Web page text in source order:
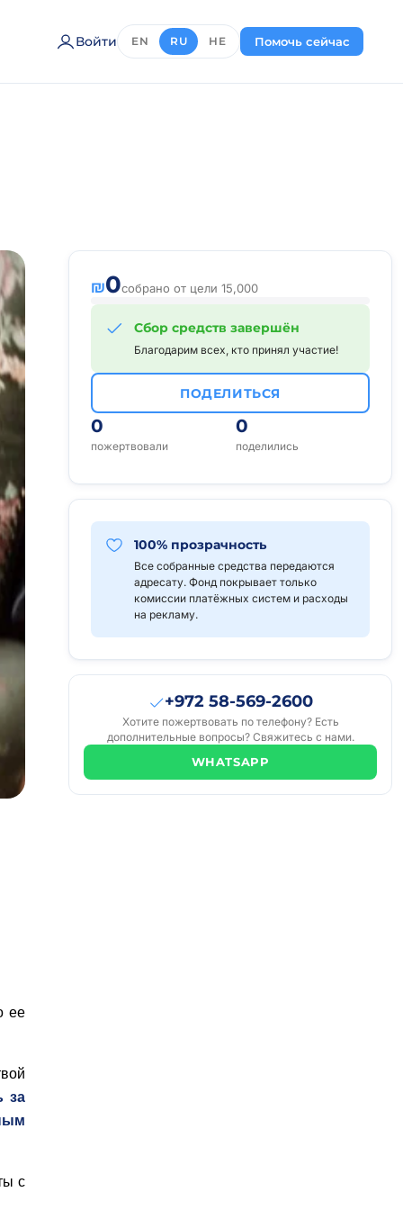
Войти EN RU HE Помочь сейчас
₪0собрано от цели 15,000
Сбор средств завершён
Благодарим всех, кто принял участие!
ПОДЕЛИТЬСЯ
0
пожертвовали
0
поделились
100% прозрачность
Все собранные средства передаются
адресату. Фонд покрывает только
комиссии платёжных систем и расходы
на рекламу.
+972 58-569-2600
Хотите пожертвовать по телефону? Есть
дополнительные вопросы? Свяжитесь с нами.
WHATSAPP
ее
за
с